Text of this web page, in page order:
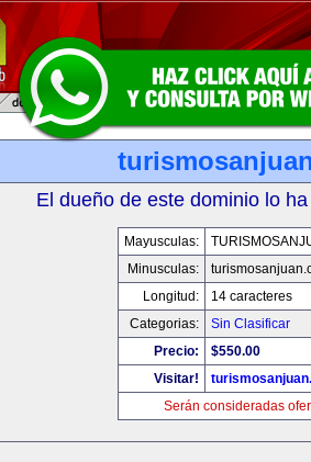
El dueño de este dominio lo
Mayusculas:
Minusculas:
Longitud:
14 caracteres
Categorias:
Sin Clasificar
Precio:
$550.00
Visitar!
Serán consideradas